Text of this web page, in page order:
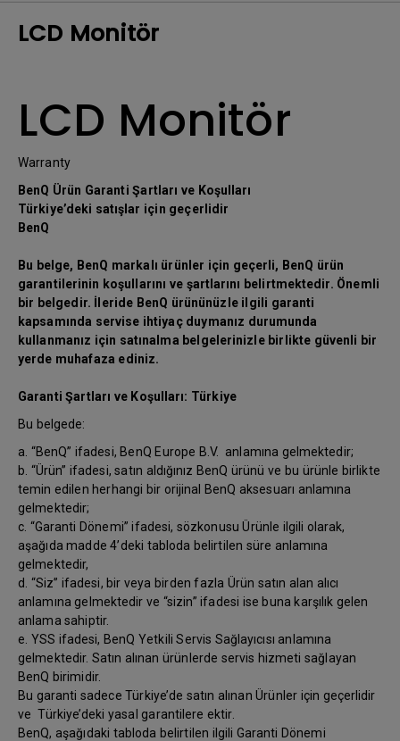
LCD Monitör
LCD Monitör
Warranty
BenQ Ürün Garanti Şartları ve Koşulları
Türkiye’deki satışlar için geçerlidir
BenQ
Bu belge, BenQ markalı ürünler için geçerli, BenQ ürün
garantilerinin koşullarını ve şartlarını belirtmektedir. Önemli
bir belgedir. İleride BenQ ürününüzle ilgili garanti
kapsamında servise ihtiyaç duymanız durumunda
kullanmanız için satınalma belgelerinizle birlikte güvenli bir
yerde muhafaza ediniz.
Garanti Şartları ve Koşulları: Türkiye
Bu belgede:
a. “BenQ” ifadesi, BenQ Europe B.V. anlamına gelmektedir;
b. “Ürün” ifadesi, satın aldığınız BenQ ürünü ve bu ürünle birlikte
temin edilen herhangi bir orijinal BenQ aksesuarı anlamına
gelmektedir;
c. “Garanti Dönemi” ifadesi, sözkonusu Ürünle ilgili olarak,
aşağıda madde 4’deki tabloda belirtilen süre anlamına
gelmektedir,
d. “Siz” ifadesi, bir veya birden fazla Ürün satın alan alıcı
anlamına gelmektedir ve “sizin” ifadesi ise buna karşılık gelen
anlama sahiptir.
e. YSS ifadesi, BenQ Yetkili Servis Sağlayıcısı anlamına
gelmektedir. Satın alınan ürünlerde servis hizmeti sağlayan
BenQ birimidir.
Bu garanti sadece Türkiye’de satın alınan Ürünler için geçerlidir
ve Türkiye’deki yasal garantilere ektir.
BenQ, aşağıdaki tabloda belirtilen ilgili Garanti Dönemi